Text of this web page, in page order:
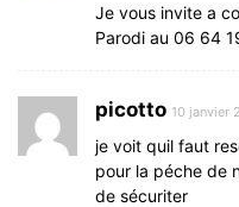
Je vous invite a
Parodi au 06 64
picotto 10 janvier
je voit quil faut
pour la péche de
de sécuriter